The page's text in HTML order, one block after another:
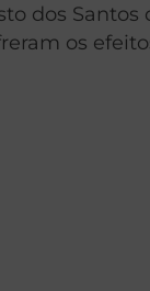
dos
os